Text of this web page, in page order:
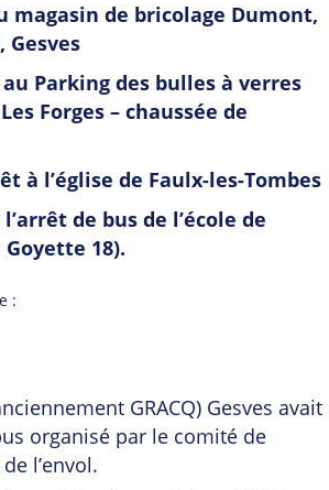
magasin de bricolage Dumont,
Gesves
au Parking des bulles à verres
Forges – chaussée de
à l’église de Faulx-les-Tombes
de bus de l’école de
Goyette 18).
:
GRACQ) Gesves avait
organisé par le comité de
l’envol.